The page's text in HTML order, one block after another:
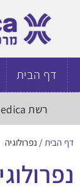
דף הבית
רשת medica מרכזים רפואיים
דף הבית / נפרולוגיה